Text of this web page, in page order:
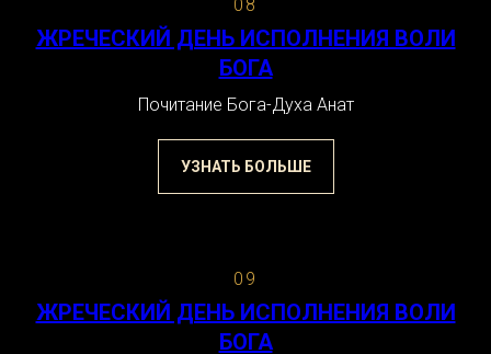
08
ЖРЕЧЕСКИЙ ДЕНЬ ИСПОЛНЕНИЯ ВОЛИ
БОГА
Почитание Бога-Духа Анат
УЗНАТЬ БОЛЬШЕ
09
ЖРЕЧЕСКИЙ ДЕНЬ ИСПОЛНЕНИЯ ВОЛИ
БОГА